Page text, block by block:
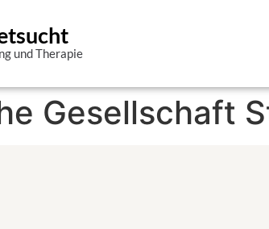
und Therapie
Gesellschaft